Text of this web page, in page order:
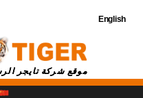
English
موقع شركة تايجر